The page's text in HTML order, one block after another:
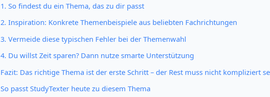
1. So findest du ein Thema, das zu dir passt
2. Inspiration: Konkrete Themenbeispiele aus beliebten Fachrichtungen
3. Vermeide diese typischen Fehler bei der Themenwahl
4. Du willst Zeit sparen? Dann nutze smarte Unterstützung
Fazit: Das richtige Thema ist der erste Schritt – der Rest muss nicht kompliziert
So passt StudyTexter heute zu diesem Thema